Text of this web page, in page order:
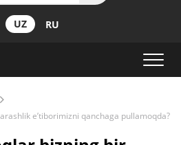
UZ RU
e’tiborimizni qanchaga pullamoqda?